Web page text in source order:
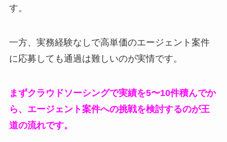
す。
一方、実務経験なしで高単価のエージェント案件
に応募しても通過は難しいのが実情です。
まずクラウドソーシングで実績を5〜10件積んでか
ら、エージェント案件への挑戦を検討するのが王
道の流れです。